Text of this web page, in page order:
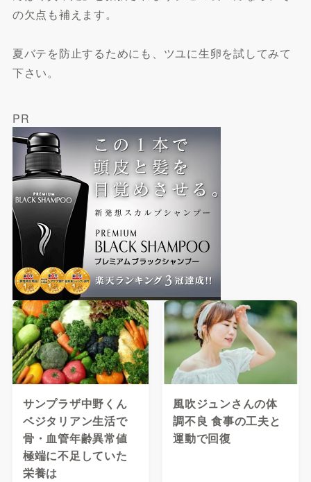
の欠点も補えます。
夏バテを防止するためにも、ツユに生卵を試してみて
下さい。
PR
サンプラザ中野くん
ベジタリアン生活で
骨・血管年齢異常値
極端に不足していた
栄養は
風吹ジュンさんの体
調不良 食事の工夫と
運動で回復